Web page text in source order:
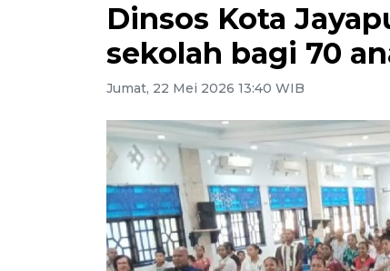
Dinsos Kota
sekolah bagi 70
Jumat, 22 Mei 2026 13:40 WIB